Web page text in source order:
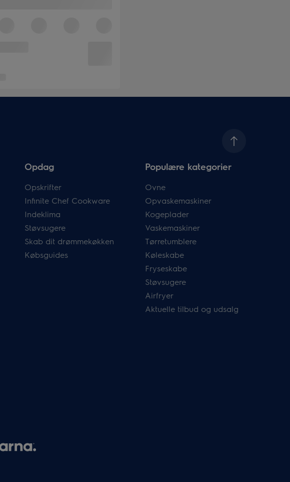
Opdag
Opskrifter
Infinite Chef Cookware
Indeklima
Støvsugere
Skab dit drømmekøkken
Købsguides
Populære kategorier
Ovne
Opvaskemaskiner
Kogeplader
Vaskemaskiner
Tørretumblere
Køleskabe
Fryseskabe
Støvsugere
Airfryer
Aktuelle tilbud og udsalg